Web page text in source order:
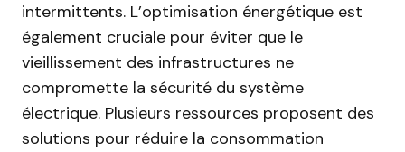
intermittents. L’optimisation énergétique est
également cruciale pour éviter que le
vieillissement des infrastructures ne
compromette la sécurité du système
électrique. Plusieurs ressources proposent des
solutions pour réduire la consommation